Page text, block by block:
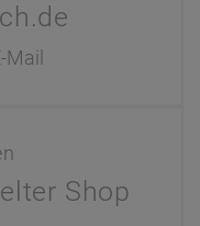
Mail
Shop